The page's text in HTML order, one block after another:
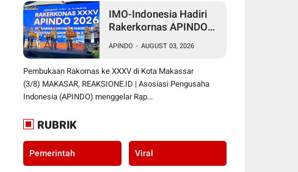
IMO-Indonesia Hadiri
Rakerkornas APINDO
APINDO - AUGUST 03, 2026
Pembukaan Rakornas ke XXXV di Kota Makassar
(3/8) MAKASAR, REAKSIONE.ID | Asosiasi Pengusaha
Indonesia (APINDO) menggelar Rap...
RUBRIK
Pemerintah Viral